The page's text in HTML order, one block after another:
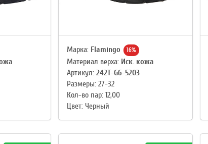
Марка: Flamingo 16%
Материал верха: Иск. кожа
Артикул:242T-G6-5203
Размеры: 27-32
Кол-во пар: 12,00
Цвет: Черный